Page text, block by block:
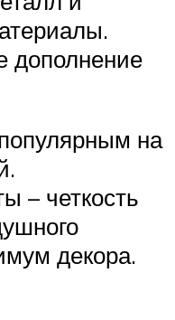
дополнение
на
– четкость
декора.